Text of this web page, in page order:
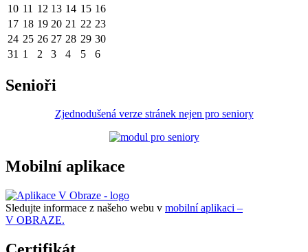
10 11 12 13 14 15 16
17 18 19 20 21 22 23
24 25 26 27 28 29 30
31 1 2 3 4 5 6
Senioři
Zjednodušená verze stránek nejen pro seniory
Mobilní aplikace
Sledujte informace z našeho webu v mobilní aplikaci –
V OBRAZE.